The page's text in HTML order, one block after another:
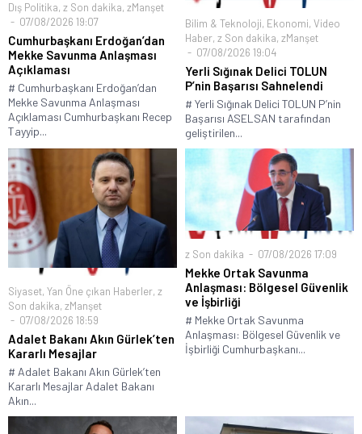
Dış Politika, z Son dakika, zManşet
07/08/2026 19:07
Cumhurbaşkanı Erdoğan’dan
Mekke Savunma Anlaşması
Açıklaması
# Cumhurbaşkanı Erdoğan’dan
Mekke Savunma Anlaşması
Açıklaması Cumhurbaşkanı Recep
Tayyip...
Bilim & Teknoloji, Ekonomi, Video
Haber, z Son dakika, zManşet
07/08/2026 19:04
Yerli Sığınak Delici TOLUN
P’nin Başarısı Sahnelendi
# Yerli Sığınak Delici TOLUN P’nin
Başarısı ASELSAN tarafından
geliştirilen...
Siyaset, Yan Öne çıkan Haberler, z
Son dakika, zManşet
07/08/2026 18:59
Adalet Bakanı Akın Gürlek’ten
Kararlı Mesajlar
# Adalet Bakanı Akın Gürlek’ten
Kararlı Mesajlar Adalet Bakanı
Akın...
z Son dakika 07/08/2026 17:09
Mekke Ortak Savunma
Anlaşması: Bölgesel Güvenlik
ve İşbirliği
# Mekke Ortak Savunma
Anlaşması: Bölgesel Güvenlik ve
İşbirliği Cumhurbaşkanı...